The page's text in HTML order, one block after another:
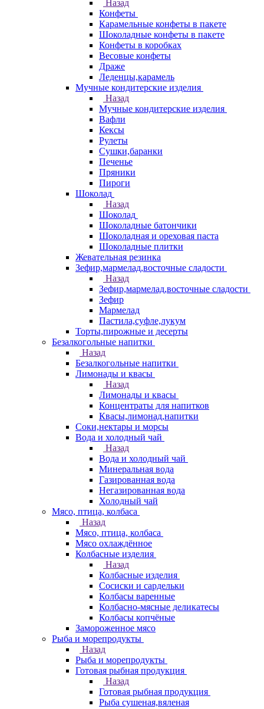
Назад
Конфеты
Карамельные конфеты в пакете
Шоколадные конфеты в пакете
Конфеты в коробках
Весовые конфеты
Драже
Леденцы,карамель
Мучные кондитерские изделия
Назад
Мучные кондитерские изделия
Вафли
Кексы
Рулеты
Сушки,баранки
Печенье
Пряники
Пироги
Шоколад
Назад
Шоколад
Шоколадные батончики
Шоколадная и ореховая паста
Шоколадные плитки
Жевательная резинка
Зефир,мармелад,восточные сладости
Назад
Зефир,мармелад,восточные сладости
Зефир
Мармелад
Пастила,суфле,лукум
Торты,пирожные и десерты
Безалкогольные напитки
Назад
Безалкогольные напитки
Лимонады и квасы
Назад
Лимонады и квасы
Концентраты для напитков
Квасы,лимонад,напитки
Соки,нектары и морсы
Вода и холодный чай
Назад
Вода и холодный чай
Минеральная вода
Газированная вода
Негазированная вода
Холодный чай
Мясо, птица, колбаса
Назад
Мясо, птица, колбаса
Мясо охлаждённое
Колбасные изделия
Назад
Колбасные изделия
Сосиски и сардельки
Колбасы варенные
Колбасно-мясные деликатесы
Колбасы копчёные
Замороженное мясо
Рыба и морепродукты
Назад
Рыба и морепродукты
Готовая рыбная продукция
Назад
Готовая рыбная продукция
Рыба сушеная,вяленая